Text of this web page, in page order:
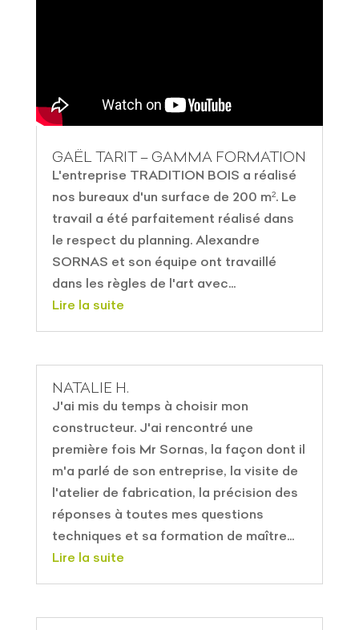
GAËL TARIT – GAMMA FORMATION
L'entreprise TRADITION BOIS a réalisé
nos bureaux d'un surface de 200 m². Le
travail a été parfaitement réalisé dans
le respect du planning. Alexandre
SORNAS et son équipe ont travaillé
dans les règles de l'art avec...
Lire la suite
NATALIE H.
J'ai mis du temps à choisir mon
constructeur. J'ai rencontré une
première fois Mr Sornas, la façon dont il
m'a parlé de son entreprise, la visite de
l'atelier de fabrication, la précision des
réponses à toutes mes questions
techniques et sa formation de maître...
Lire la suite